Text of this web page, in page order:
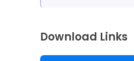
Download Links